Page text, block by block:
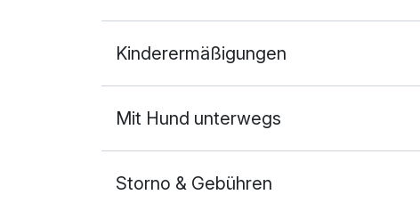
2 Erwachsene
Kinderermäßigungen
Mit Hund unterwegs
Storno & Gebühren